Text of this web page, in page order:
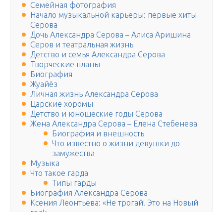
Семейная фотография
Начало музыкальной карьеры: первые хиты
Серова
Дочь Александра Серова – Алиса Аришина
Серов и театральная жизнь
Детство и семья Александра Серова
Творческие планы
Биография
Жуайёз
Личная жизнь Александра Серова
Царские хоромы
Детство и юношеские годы Серова
Жена Александра Серова – Елена Стебенева
Биография и внешность
Что известно о жизни девушки до
замужества
Музыка
Что такое гарда
Типы гарды
Биография Александра Серова
Ксения Леонтьева: «Не трогай! Это на Новый